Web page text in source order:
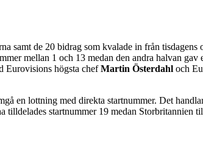
samt de 20 bidrag som kvalade in från
mellan 1 och 13 medan den andra halvan
Eurovisions högsta chefMartin Österdahl och
en lottning med direkta startnummer. Det
startnummer 19 medan Storbritannien